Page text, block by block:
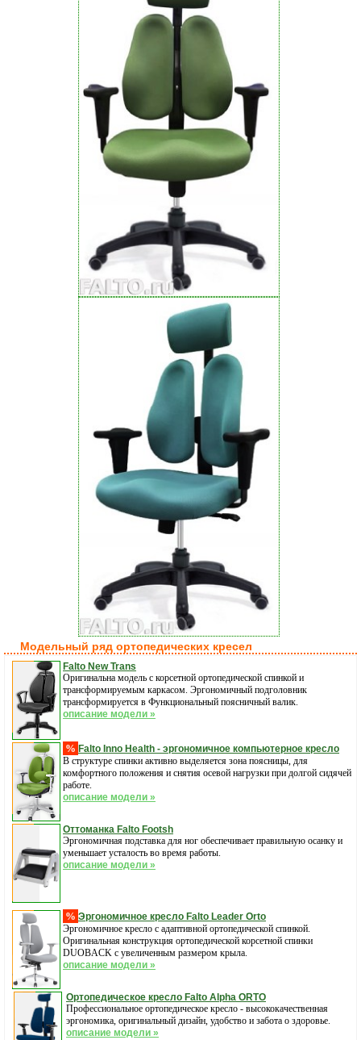
Модельный ряд ортопедических кресел
Falto New Trans
Оригинальна модель с корсетной ортопедической спинкой и
трансформируемым каркасом. Эргономичный подголовник
трансформируется в Функциональный поясничный валик.
описание модели »
% Falto Inno Health - эргономичное компьютерное кресло
В структуре спинки активно выделяется зона поясницы, для
комфортного положения и снятия осевой нагрузки при долгой сидячей
работе.
описание модели »
Оттоманка Falto Footsh
Эргономичная подставка для ног обеспечивает правильную осанку и
уменьшает усталость во время работы.
описание модели »
% Эргономичное кресло Falto Leader Orto
Эргономичное кресло с адаптивной ортопедической спинкой.
Оригинальная конструкция ортопедической корсетной спинки
DUOBACK с увеличенным размером крыла.
описание модели »
Ортопедическое кресло Falto Alpha ORTO
Профессиональное ортопедическое кресло - высококачественная
эргономика, оригинальный дизайн, удобство и забота о здоровье.
описание модели »